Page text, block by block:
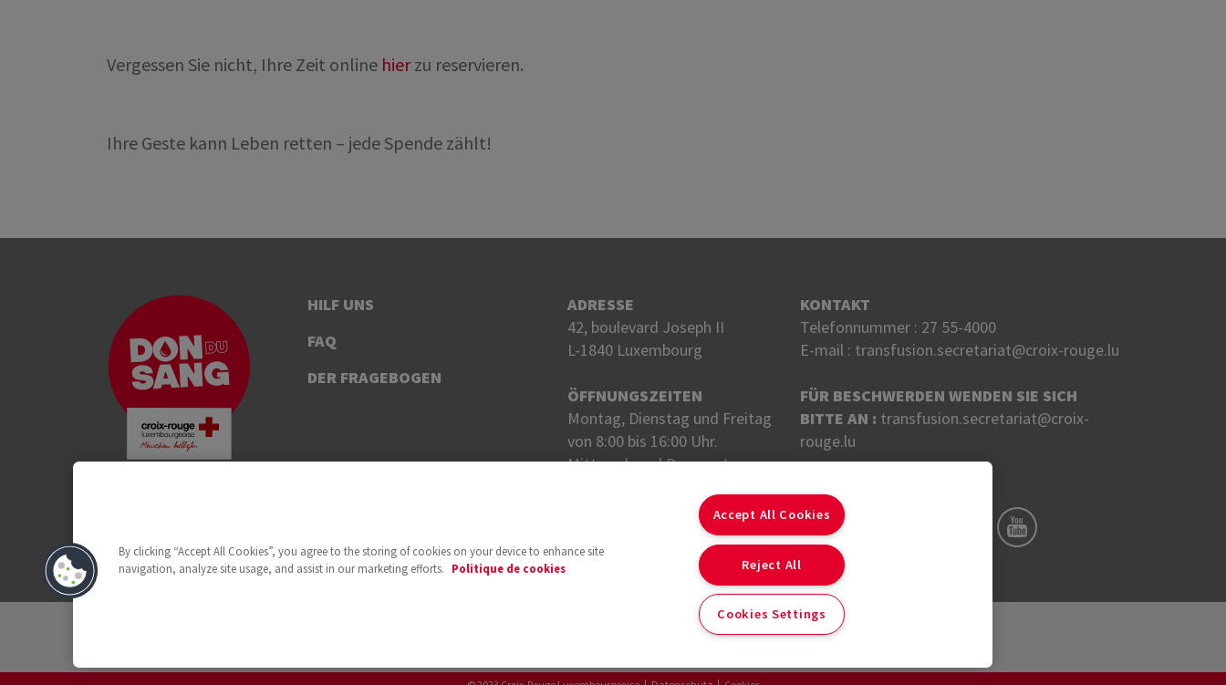
Vergessen Sie nicht, Ihre Zeit online hierzu reservieren.
Ihre Geste kann Leben retten – jede Spende zählt!
HILF UNS
FAQ
DER FRAGEBOGEN
ADRESSE
42, boulevard Joseph II
L-1840 Luxembourg
ÖFFNUNGSZEITEN
Montag, Dienstag und Freitag
von 8:00 bis 16:00 Uhr.
Mittwoch und Donnerstag
KONTAKT
Telefonnummer : 27 55-4000
E-mail : transfusion.secretariat@croix-rouge.lu
FÜR BESCHWERDEN WENDEN SIE SICH
BITTE AN : transfusion.secretariat@croix-
rouge.lu
By clicking “Accept All Cookies”, you agree to the storing of cookies on your device to enhance site
navigation, analyze site usage, and assist in our marketing efforts.
Politique de cookies
Accept All Cookies
Reject All
Cookies Settings